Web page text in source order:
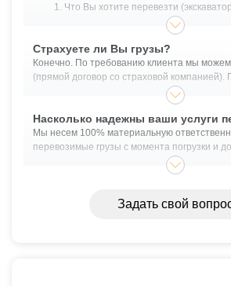
Что Вы хотите перевезти
оборудование и прочее);
Габариты перевозимого груза -
Масса в кг. или тоннах;
Обязательно указать точные адреса
выгрузки для крупноразмерных
Планируемую дату грузоперевозки.
Легко рассчитать стоимость Вы можете,
формой выше.
Страхуете ли Вы грузы?
Конечно. По требованию клиента мы можем
(прямой договор со страховой компанией).
груза, превышающей 10 млн. рублей -
обязательным пунктом договора перевозки.
Насколько надежны ваши услуги
Мы несем 100% материальную
перевозимые грузы с момента погрузки и
Помимо этого, существует услуга
необходимо, если в ходе транспортировки
случае, материальную ответственность за
Задать свой